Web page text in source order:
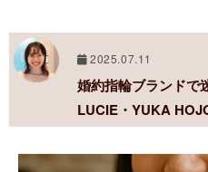
2025.07.11
婚約指輪ブランドで
LUCIE・YUKA